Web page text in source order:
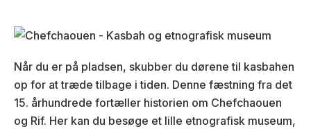
Når du er på pladsen, skubber du dørene til kasbahen
op for at træde tilbage i tiden. Denne fæstning fra det
15. århundrede fortæller historien om Chefchaouen
og Rif. Her kan du besøge et lille etnografisk museum,